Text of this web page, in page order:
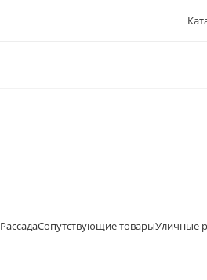
РассадаСопутствующие товарыУличные